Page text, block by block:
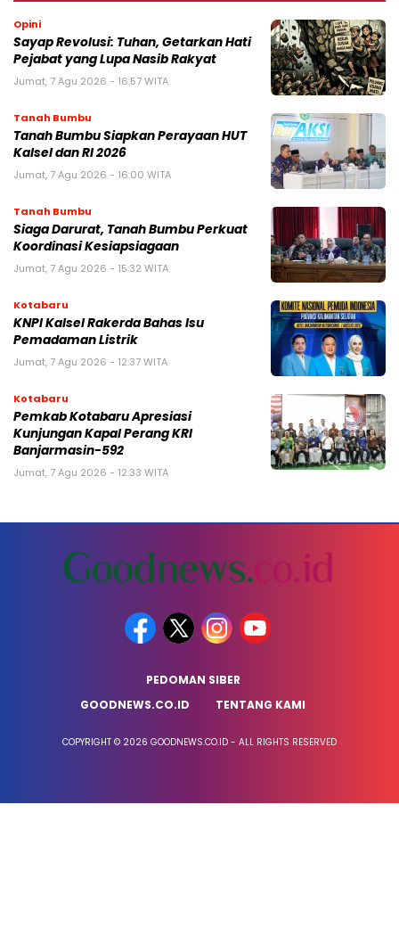
Opini
Sayap Revolusi: Tuhan, Getarkan Hati
Pejabat yang Lupa Nasib Rakyat
Jumat, 7 Agu 2026 - 16:57 WITA
Tanah Bumbu
Tanah Bumbu Siapkan Perayaan HUT
Kalsel dan RI 2026
Jumat, 7 Agu 2026 - 16:00 WITA
Tanah Bumbu
Siaga Darurat, Tanah Bumbu Perkuat
Koordinasi Kesiapsiagaan
Jumat, 7 Agu 2026 - 15:32 WITA
Kotabaru
KNPI Kalsel Rakerda Bahas Isu
Pemadaman Listrik
Jumat, 7 Agu 2026 - 12:37 WITA
Kotabaru
Pemkab Kotabaru Apresiasi
Kunjungan Kapal Perang KRI
Banjarmasin-592
Jumat, 7 Agu 2026 - 12:33 WITA
PEDOMAN SIBER
GOODNEWS.CO.ID
TENTANG KAMI
COPYRIGHT © 2026 GOODNEWS.CO.ID - ALL RIGHTS RESERVED